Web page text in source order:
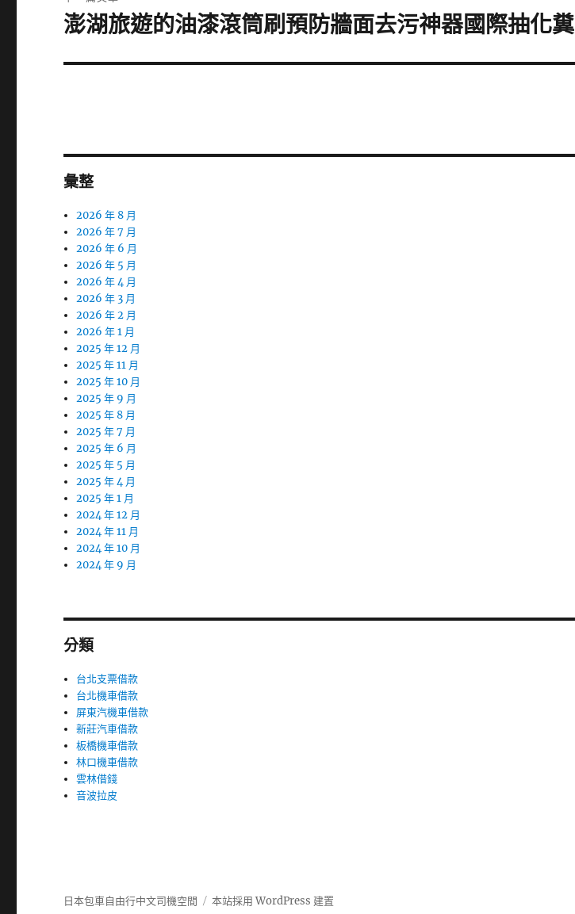
章:
下
篇
澎湖旅遊的油漆滾筒刷預防牆面去污神器國際抽化
彙整
2026 年 8 月
2026 年 7 月
2026 年 6 月
2026 年 5 月
2026 年 4 月
2026 年 3 月
2026 年 2 月
2026 年 1 月
2025 年 12 月
2025 年 11 月
2025 年 10 月
2025 年 9 月
2025 年 8 月
2025 年 7 月
2025 年 6 月
2025 年 5 月
2025 年 4 月
2025 年 1 月
2024 年 12 月
2024 年 11 月
2024 年 10 月
2024 年 9 月
分類
台北支票借款
台北機車借款
屏東汽機車借款
新莊汽車借款
板橋機車借款
林口機車借款
雲林借錢
音波拉皮
日本包車自由行中文司機空間 本站採用 WordPress 建置